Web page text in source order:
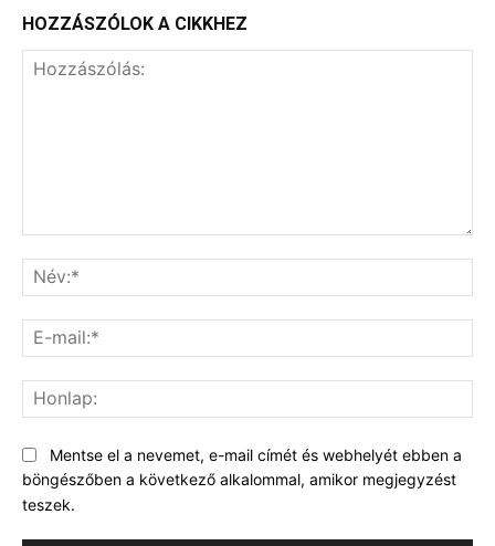
HOZZÁSZÓLOK A CIKKHEZ
Mentse el a nevemet, e-mail címét és webhelyét ebben a
böngészőben a következő alkalommal, amikor megjegyzést
teszek.